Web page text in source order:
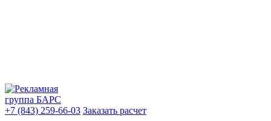
+7 (843) 259-66-03 Заказать расчет